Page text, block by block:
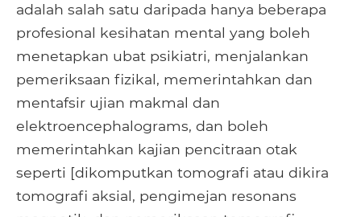
adalah salah satu daripada hanya beberapa
profesional kesihatan mental yang boleh
menetapkan ubat psikiatri, menjalankan
pemeriksaan fizikal, memerintahkan dan
mentafsir ujian makmal dan
elektroencephalograms, dan boleh
memerintahkan kajian pencitraan otak
seperti [dikomputkan tomografi atau dikira
tomografi aksial, pengimejan resonans